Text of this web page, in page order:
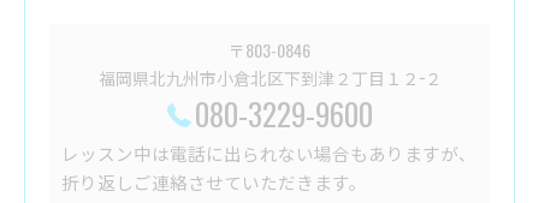
〒803-0846
福岡県北九州市小倉北区下到津２丁目１２−２
080-3229-9600
レッスン中は電話に出られない場合もありますが、
折り返しご連絡させていただきます。